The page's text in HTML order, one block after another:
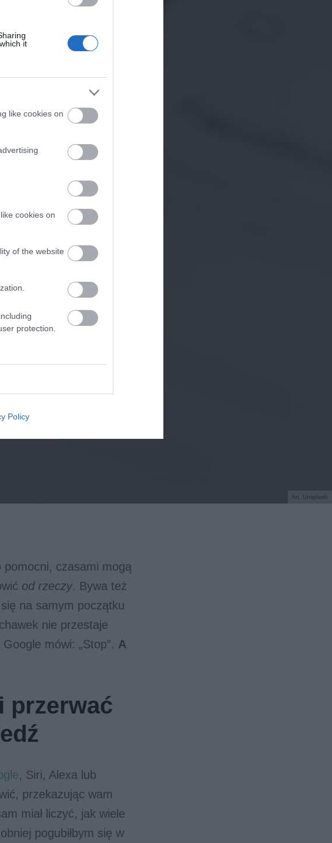
it
like cookies on
cookies on
of the website
protection.
Policy
fot. Unsplash
pomocni, czasami mogą
od rzeczy. Bywa też
na samym początku
nie przestaje
mówi: „Stop”. A
przerwać
, Siri, Alexa lub
przekazując wam
miał liczyć, jak wiele
pogubiłbym się w